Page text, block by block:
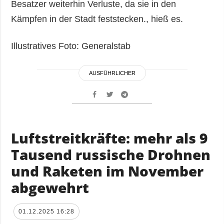
Besatzer weiterhin Verluste, da sie in den
Kämpfen in der Stadt feststecken., hieß es.
Illustratives Foto: Generalstab
AUSFÜHRLICHER
Luftstreitkräfte: mehr als 9
Tausend russische Drohnen
und Raketen im November
abgewehrt
01.12.2025 16:28